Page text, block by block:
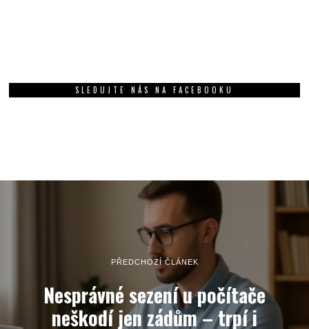
SLEDUJTE NÁS NA FACEBOOKU
PŘEDCHOZÍ ČLÁNEK
Nesprávné sezení u počítače
neškodí jen zádům – trpí i